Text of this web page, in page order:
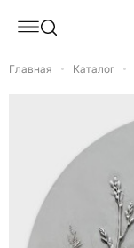
Главная Каталог